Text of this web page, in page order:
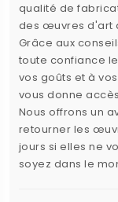
qualité de
des œuvres d'art
Grâce aux
toute confiance
vos goûts et à
vous donne
Nous offrons un
retourner les
jours si elles ne
soyez dans le